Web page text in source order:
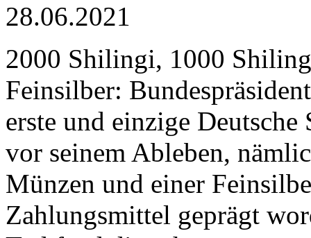
28.06.2021
2000 Shilingi, 1000
Feinsilber:
erste und einzige Deutsche
vor seinem Ableben,
Münzen und einer
Zahlungsmittel geprägt